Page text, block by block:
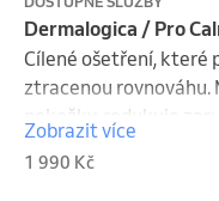
Dermalogica / Pro
Cílené ošetření, které
ztracenou rovnováhu.
pokožky, redukuje
bariéru pleti. Po
hydratovaná a jemná
Zobrazit více
1 990 Kč